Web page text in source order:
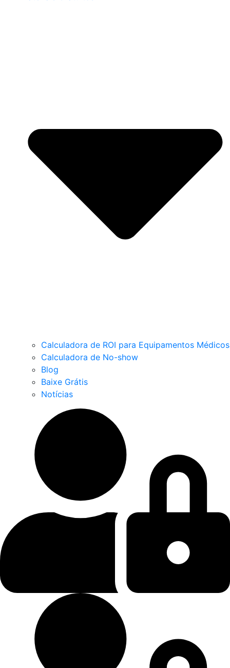
Calculadora de ROI para Equipamentos Médicos
Calculadora de No-show
Blog
Baixe Grátis
Notícias